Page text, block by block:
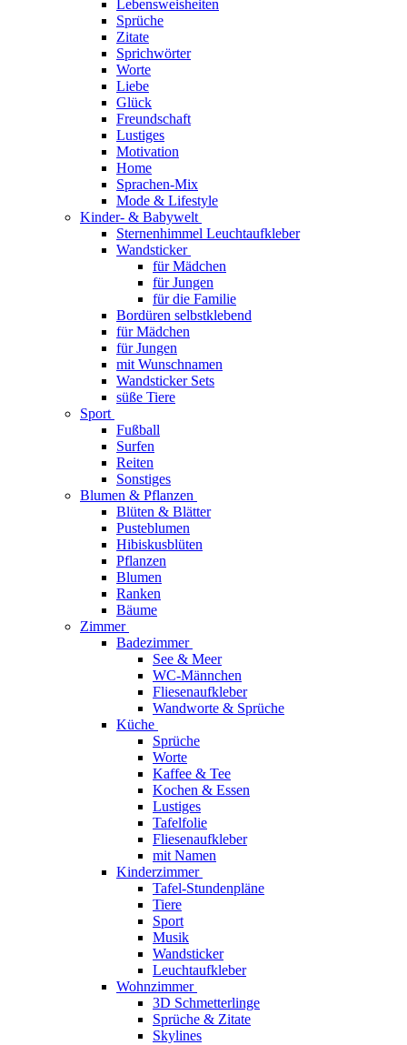
Lebensweisheiten
Sprüche
Zitate
Sprichwörter
Worte
Liebe
Glück
Freundschaft
Lustiges
Motivation
Home
Sprachen-Mix
Mode & Lifestyle
Kinder- & Babywelt
Sternenhimmel Leuchtaufkleber
Wandsticker
für Mädchen
für Jungen
für die Familie
Bordüren selbstklebend
für Mädchen
für Jungen
mit Wunschnamen
Wandsticker Sets
süße Tiere
Sport
Fußball
Surfen
Reiten
Sonstiges
Blumen & Pflanzen
Blüten & Blätter
Pusteblumen
Hibiskusblüten
Pflanzen
Blumen
Ranken
Bäume
Zimmer
Badezimmer
See & Meer
WC-Männchen
Fliesenaufkleber
Wandworte & Sprüche
Küche
Sprüche
Worte
Kaffee & Tee
Kochen & Essen
Lustiges
Tafelfolie
Fliesenaufkleber
mit Namen
Kinderzimmer
Tafel-Stundenpläne
Tiere
Sport
Musik
Wandsticker
Leuchtaufkleber
Wohnzimmer
3D Schmetterlinge
Sprüche & Zitate
Skylines